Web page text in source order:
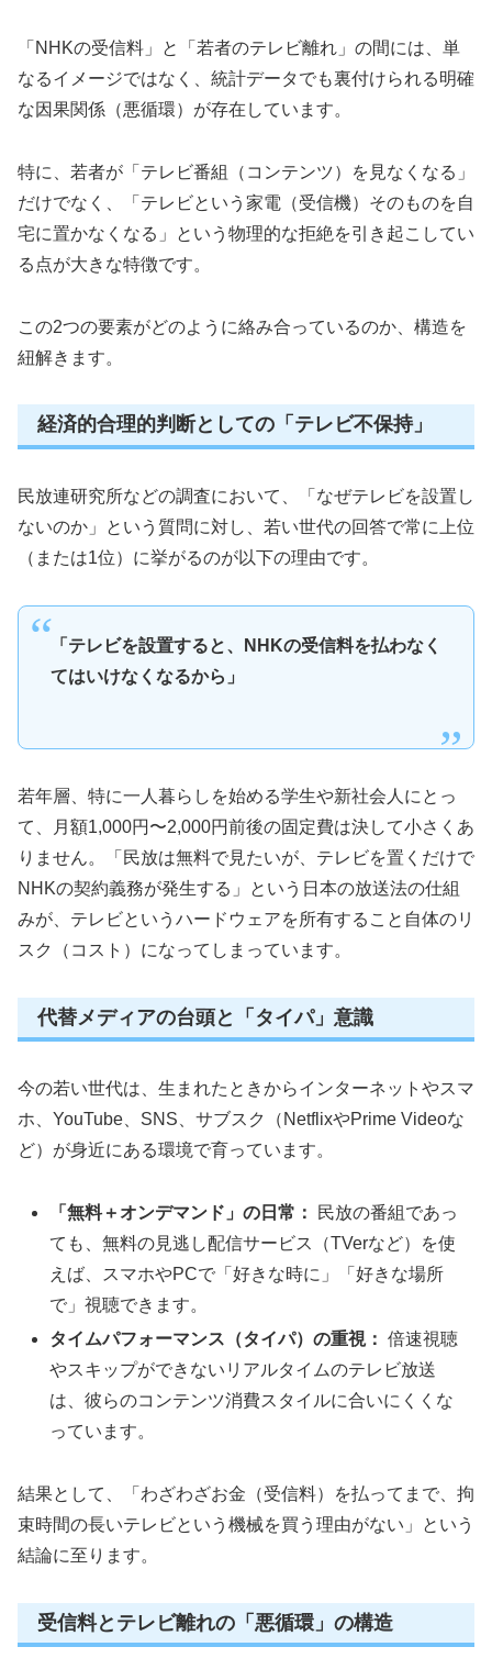
「NHKの受信料」と「若者のテレビ離れ」の間には、単
なるイメージではなく、統計データでも裏付けられる明確
な因果関係（悪循環）が存在しています。
特に、若者が「テレビ番組（コンテンツ）を見なくなる」
だけでなく、「テレビという家電（受信機）そのものを自
宅に置かなくなる」という物理的な拒絶を引き起こしてい
る点が大きな特徴です。
この2つの要素がどのように絡み合っているのか、構造を
紐解きます。
経済的合理的判断としての「テレビ不保持」
民放連研究所などの調査において、「なぜテレビを設置し
ないのか」という質問に対し、若い世代の回答で常に上位
（または1位）に挙がるのが以下の理由です。
「テレビを設置すると、NHKの受信料を払わなく
てはいけなくなるから」
若年層、特に一人暮らしを始める学生や新社会人にとっ
て、月額1,000円〜2,000円前後の固定費は決して小さくあ
りません。「民放は無料で見たいが、テレビを置くだけで
NHKの契約義務が発生する」という日本の放送法の仕組
みが、テレビというハードウェアを所有すること自体のリ
スク（コスト）になってしまっています。
代替メディアの台頭と「タイパ」意識
今の若い世代は、生まれたときからインターネットやスマ
ホ、YouTube、SNS、サブスク（NetflixやPrime Videoな
ど）が身近にある環境で育っています。
「無料＋オンデマンド」の日常：
民放の番組であっ
ても、無料の見逃し配信サービス（TVerなど）を使
えば、スマホやPCで「好きな時に」「好きな場所
で」視聴できます。
タイムパフォーマンス（タイパ）の重視： 倍速視聴
やスキップができないリアルタイムのテレビ放送
は、彼らのコンテンツ消費スタイルに合いにくくな
っています。
結果として、「わざわざお金（受信料）を払ってまで、拘
束時間の長いテレビという機械を買う理由がない」という
結論に至ります。
受信料とテレビ離れの「悪循環」の構造